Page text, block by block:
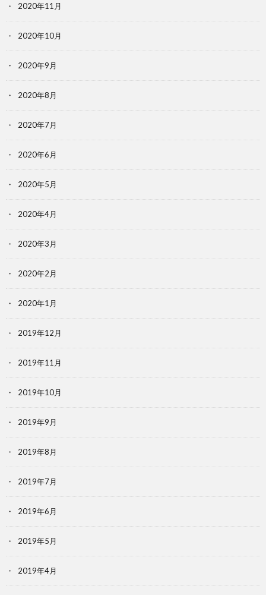
2020年11月
2020年10月
2020年9月
2020年8月
2020年7月
2020年6月
2020年5月
2020年4月
2020年3月
2020年2月
2020年1月
2019年12月
2019年11月
2019年10月
2019年9月
2019年8月
2019年7月
2019年6月
2019年5月
2019年4月